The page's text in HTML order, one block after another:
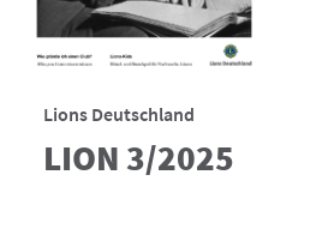
Lions Deutschland
LION 3/2025